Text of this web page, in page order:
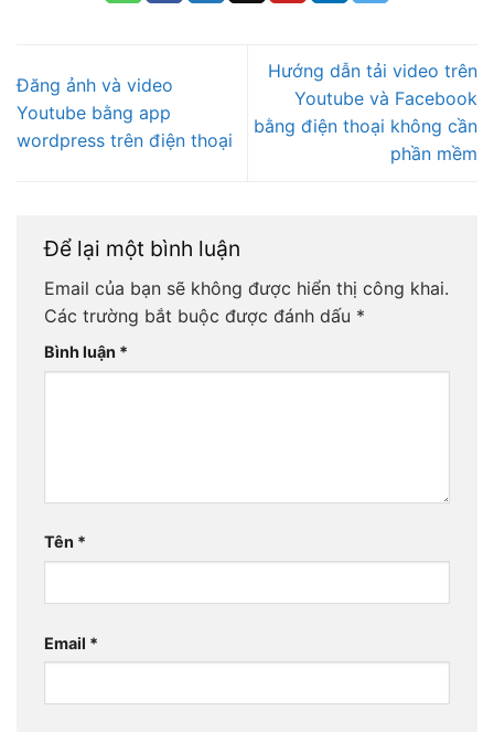
Đăng ảnh và video
Youtube bằng app
wordpress trên điện thoại
Hướng dẫn tải video trên
Youtube và Facebook
bằng điện thoại không cần
phần mềm
Để lại một bình luận
Email của bạn sẽ không được hiển thị công khai.
Các trường bắt buộc được đánh dấu *
Bình luận *
Tên *
Email *